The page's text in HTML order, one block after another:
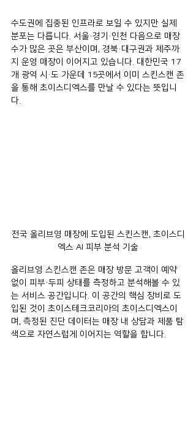
수도권에 집중된 인프라로 보일 수 있지만 실제
분포는 다릅니다. 서울·경기·인천 다음으로 매장
수가 많은 곳은 부산이며, 경북·대구권과 제주까
지 운영 매장이 이어지고 있습니다. 대한민국 17
개 광역 시·도 가운데 15곳에서 이미 스킨스캔 존
을 통해 초이스디엑스를 만날 수 있다는 뜻입니
다.
전국 올리브영 매장에 도입된 스킨스캔, 초이스디
엑스 AI 피부 분석 기술
올리브영 스킨스캔 존은 매장 방문 고객이 예약
없이 피부·두피 상태를 측정하고 분석해볼 수 있
는 서비스 공간입니다. 이 공간의 핵심 장비로 도
입된 것이 초이스테크코리아의 초이스디엑스이
며, 측정된 진단 데이터는 매장 내 상담과 제품 탐
색으로 자연스럽게 이어지는 역할을 합니다.